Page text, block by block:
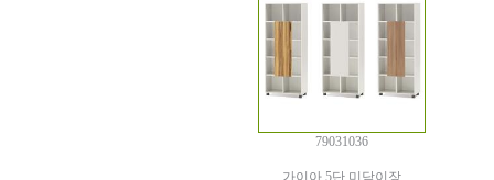
79031036
가이아 5단 미닫이장